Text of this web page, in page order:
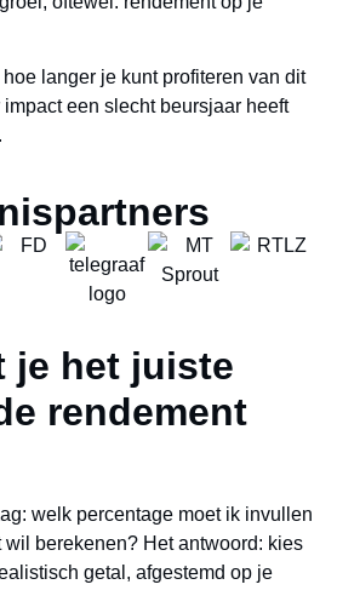
langer je kunt profiteren van dit
een slecht beursjaar heeft
je het juiste
rendement
welk percentage moet ik invullen
berekenen? Het antwoord: kies
getal, afgestemd op je